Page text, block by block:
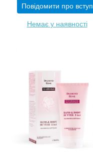
Повідомити про вступ
Немає у наявності